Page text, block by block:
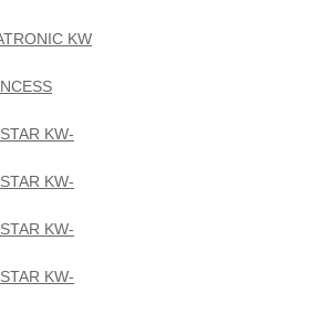
KW
KW-
KW-
KW-
KW-